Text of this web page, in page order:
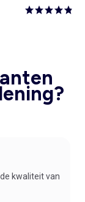
kwaliteit van